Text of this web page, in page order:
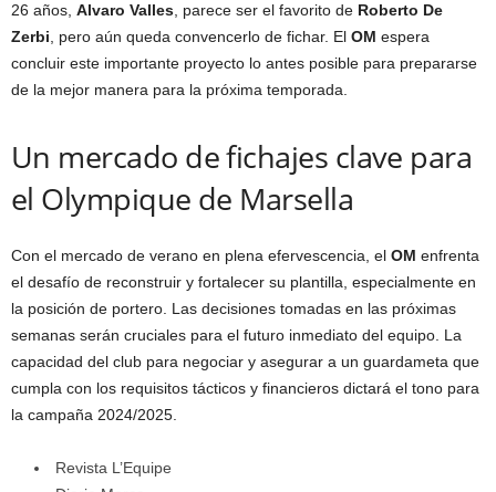
26 años, Alvaro Valles, parece ser el favorito de Roberto De
Zerbi, pero aún queda convencerlo de fichar. El OM espera
concluir este importante proyecto lo antes posible para prepararse
de la mejor manera para la próxima temporada.
Un mercado de fichajes clave para
el Olympique de Marsella
Con el mercado de verano en plena efervescencia, el OM enfrenta
el desafío de reconstruir y fortalecer su plantilla, especialmente en
la posición de portero. Las decisiones tomadas en las próximas
semanas serán cruciales para el futuro inmediato del equipo. La
capacidad del club para negociar y asegurar a un guardameta que
cumpla con los requisitos tácticos y financieros dictará el tono para
la campaña 2024/2025.
Revista L’Equipe